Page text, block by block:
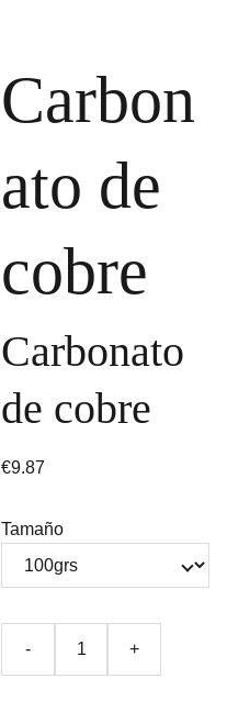
Carbon
ato de
cobre
Carbonato
de cobre
€9.87
Tamaño
- +